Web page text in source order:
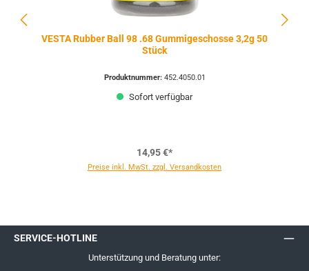
VESTA Rubber Ball 98 .68 Gummigeschosse 3,2g 50
Stück
Produktnummer: 452.4050.01
Sofort verfügbar
14,95 €*
Preise inkl. MwSt. zzgl. Versandkosten
SERVICE-HOTLINE
Unterstützung und Beratung unter: